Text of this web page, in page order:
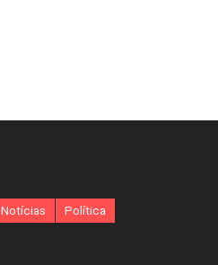
Notícias Política